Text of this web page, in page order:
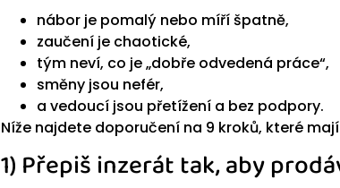
nábor je pomalý nebo míří špatně,
zaučení je chaotické,
tým neví, co je „dobře odvedená práce“,
směny jsou nefér,
a vedoucí jsou přetížení a bez podpory.
Níže najdete doporučení na 9 kroků, které
1) Přepiš inzerát tak, aby